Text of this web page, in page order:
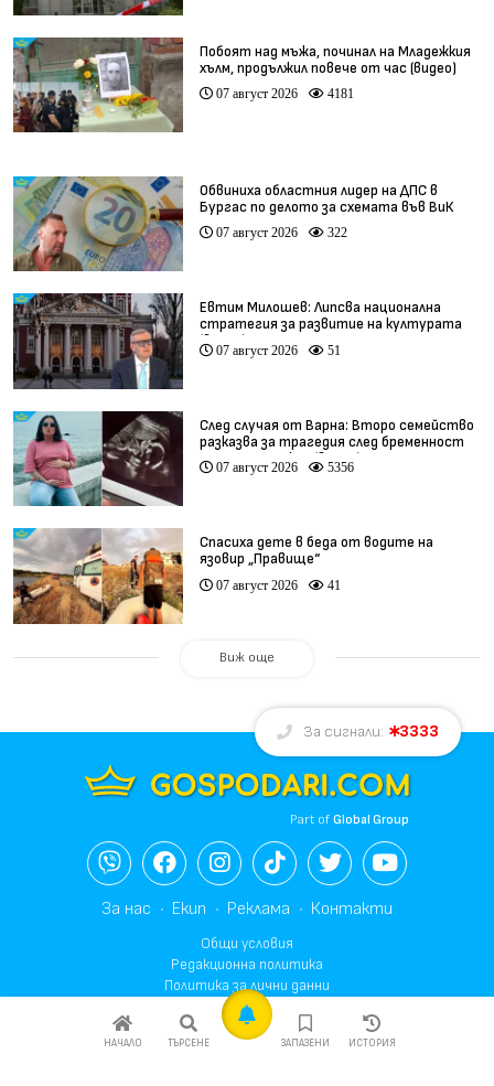
Побоят над мъжа, починал на Младежкия
хълм, продължил повече от час (видео)
07 август 2026 4181
Обвиниха областния лидер на ДПС в
Бургас по делото за схемата във ВиК
07 август 2026 322
Евтим Милошев: Липсва национална
стратегия за развитие на културата
(видео)
07 август 2026 51
След случая от Варна: Второ семейство
разказва за трагедия след бременност
при същия лекар (видео)
07 август 2026 5356
Спасиха дете в беда от водите на
язовир „Правище“
07 август 2026 41
Виж още
НАЧАЛО ТЪРСЕНЕ ЗАПАЗЕНИ ИСТОРИЯ
За сигнали: 3333
Part ofGlobal Group
За нас Екип Реклама Контакти
Общи условия
Редакционна политика
Политика за лични данни
Политика за бисквитките
Общи условия за реклама